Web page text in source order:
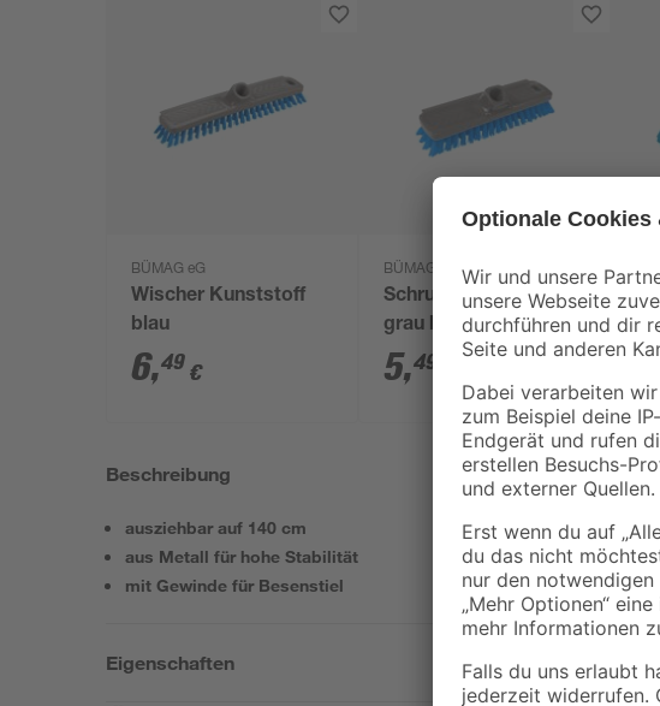
BÜMAG eG
Wischer Kunststoff
blau
6,49 €
BÜMAG eG
Schrubber Kunststoff
grau blau
5,49 6
Beschreibung
ausziehbar auf 140 cm
aus Metall für hohe Stabilität
mit Gewinde für Besenstiel
Eigenschaften